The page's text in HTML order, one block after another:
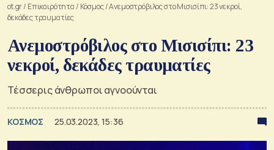
ot.gr/ Επικαιρότητα / Κόσμος/Ανεμοστρόβιλος στο Μισισίπι: 23 νεκροί,
δεκάδες τραυματίες
Ανεμοστρόβιλος στο Μισισίπι: 23
νεκροί, δεκάδες τραυματίες
Τέσσερις άνθρωποι αγνοούνται
ΚΟΣΜΟΣ 25.03.2023, 15:36